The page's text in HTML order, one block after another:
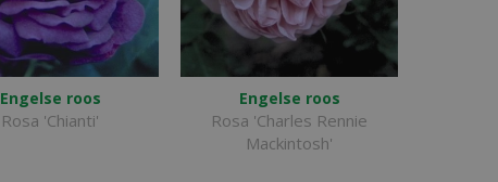
Engelse roos
Rosa 'Chianti'
Engelse roos
Rosa 'Charles Rennie
Mackintosh'